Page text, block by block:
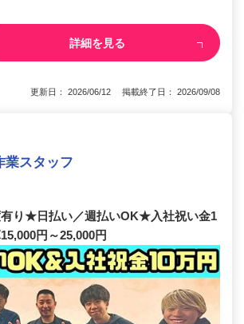
詳細を見る
更新日： 2026/06/12 掲載終了日： 2026/09/08
業スタッフ
有り★日払い／週払いOK★入社祝い金1
円～25,000円